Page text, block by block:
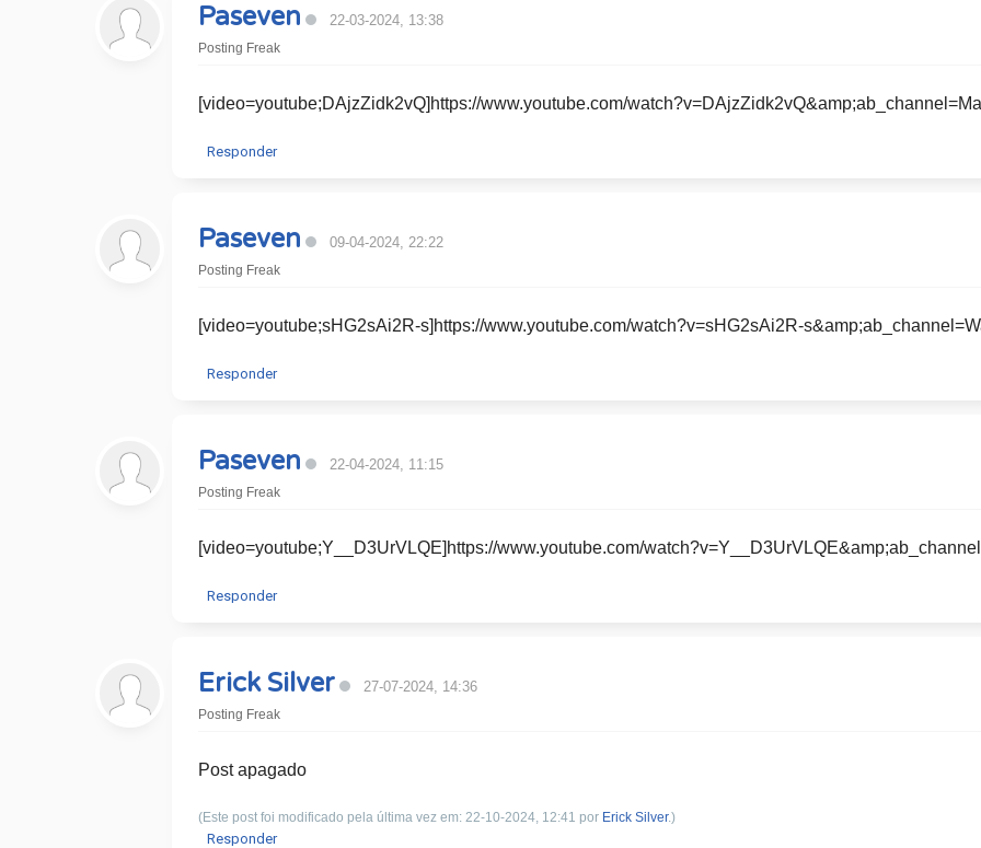
Paseven 22-03-2024, 13:38
Posting Freak
[video=youtube;DAjzZidk2vQ]https://www.youtube.com/
Responder
Paseven 09-04-2024, 22:22
Posting Freak
[video=youtube;sHG2sAi2R-s]https://www.youtube.com/watch?v=sHG2sAi2R-
Responder
Paseven 22-04-2024, 11:15
Posting Freak
[video=youtube;Y__D3UrVLQE]https://www.youtube.com/
Responder
Erick Silver 27-07-2024, 14:36
Posting Freak
Post apagado
(Este post foi modificado pela última vez em: 22-10-2024, 12:41 por Erick Silver.)
Responder